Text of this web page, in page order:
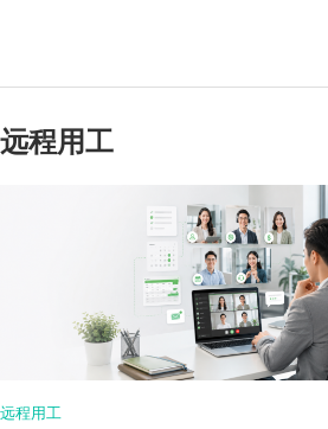
远程用工
远程用工